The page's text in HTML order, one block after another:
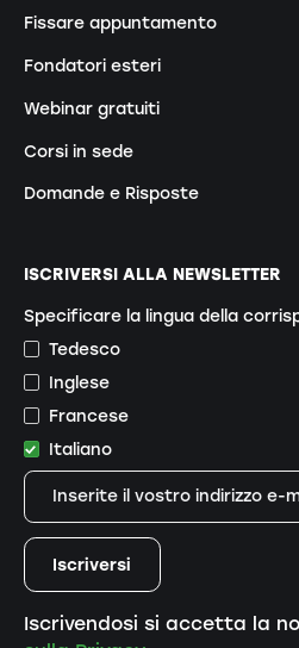
Fissare appuntamento
Fondatori esteri
Webinar gratuiti
Corsi in sede
Domande e Risposte
ISCRIVERSI ALLA NEWSLETTER
Specificare la lingua della
Tedesco
Inglese
Francese
Italiano
Iscrivendosi si accetta la